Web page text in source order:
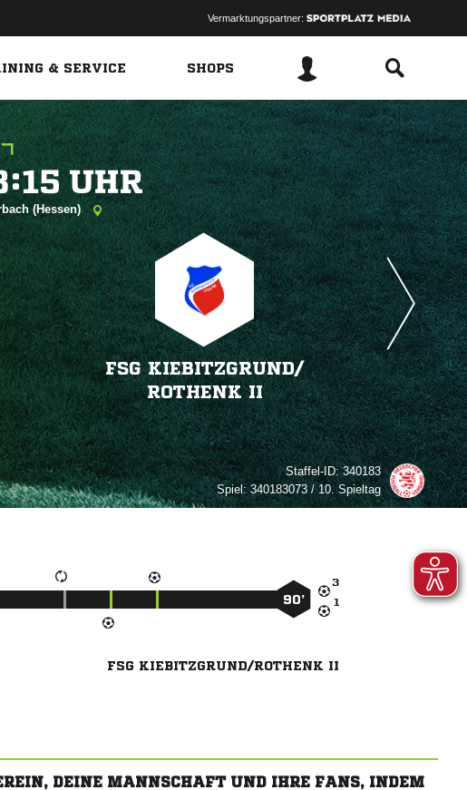
Vermarktungspartner:
& SERVICE SHOPS

(Hessen)
FSG KIEBITZGRUND/​
ROTHENK II
Staffel-ID:340183
Spiel:340183073 / 10. Spieltag


90’
FSG KIEBITZGRUND/ROTHENK II
DEINE MANNSCHAFT UND IHRE FANS, INDEM